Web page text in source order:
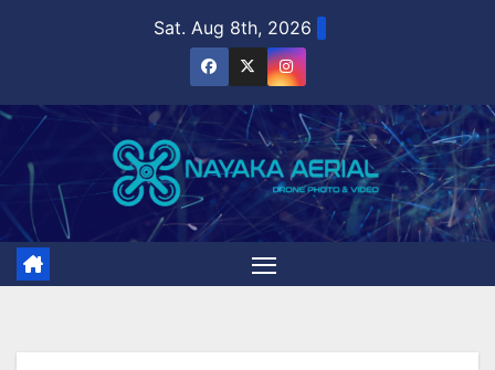
Sat. Aug 8th, 2026